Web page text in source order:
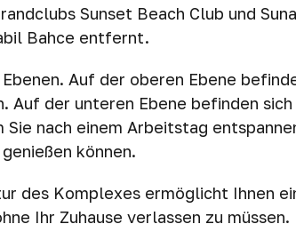
Sunset Beach Club und
Bahce entfernt.
Auf der oberen Ebene
Auf der unteren Ebene befinden
nach einem Arbeitstag
können.
des Komplexes ermöglicht Ihnen
Ihr Zuhause verlassen zu müssen.